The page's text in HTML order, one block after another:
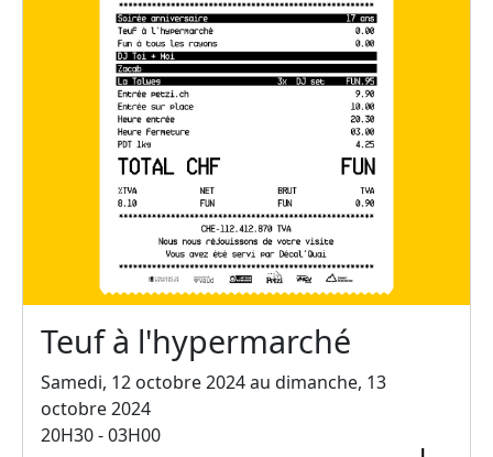
Teuf à l'hypermarché
Samedi, 12 octobre 2024 au dimanche, 13
octobre 2024
20H30 - 03H00